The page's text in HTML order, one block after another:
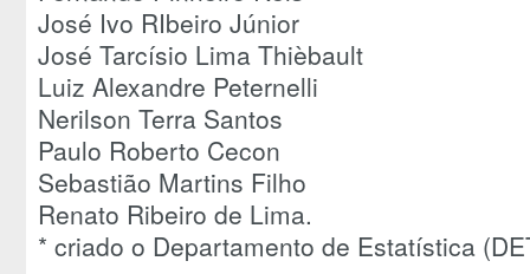
José Ivo RIbeiro Júnior
José Tarcísio Lima Thièbault
Luiz Alexandre Peternelli
Nerilson Terra Santos
Paulo Roberto Cecon
Sebastião Martins Filho
Renato Ribeiro de Lima.
* criado o Departamento de Estatística